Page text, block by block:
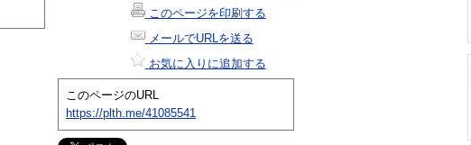
このページを印刷する
メールでURLを送る
お気に入りに追加する
このページのURL
https://plth.me/41085541